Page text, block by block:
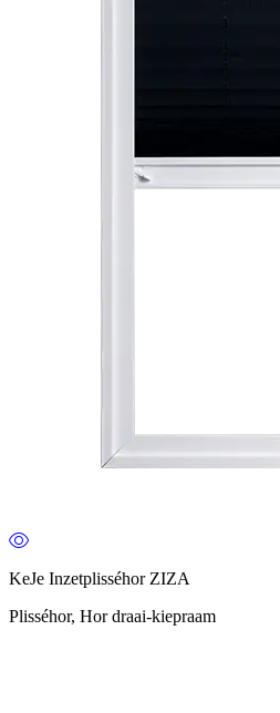
KeJe Inzetplisséhor ZIZA
Plisséhor, Hor draai-kiepraam